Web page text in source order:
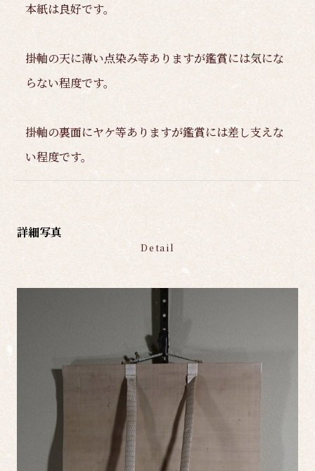
本紙は良好です。
掛軸の天に薄い点染み等ありますが鑑賞には気にな
らない程度です。
掛軸の裏面にヤケ等ありますが鑑賞には差し支えな
い程度です。
詳細写真
Detail